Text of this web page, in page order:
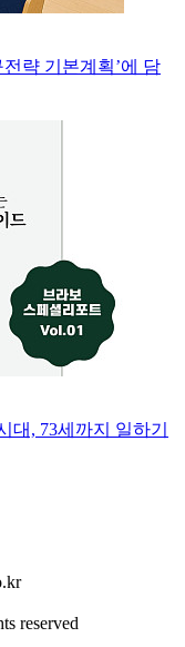
략 기본계획’에 담
대, 73세까지 일하기
reserved